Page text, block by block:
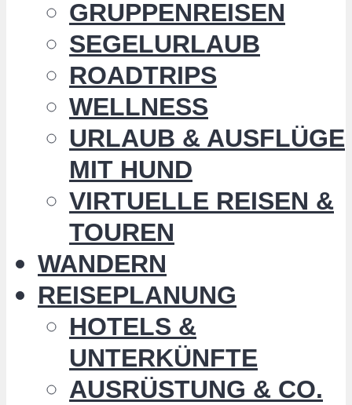
GRUPPENREISEN
SEGELURLAUB
ROADTRIPS
WELLNESS
URLAUB & AUSFLÜGE
MIT HUND
VIRTUELLE REISEN &
TOUREN
WANDERN
REISEPLANUNG
HOTELS &
UNTERKÜNFTE
AUSRÜSTUNG & CO.